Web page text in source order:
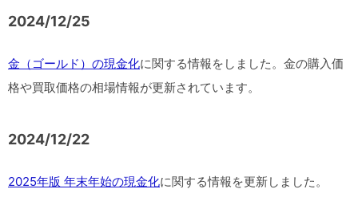
2024/12/25
金（ゴールド）の現金化に関する情報をしました。金の購入価
格や買取価格の相場情報が更新されています。
2024/12/22
2025年版 年末年始の現金化に関する情報を更新しました。